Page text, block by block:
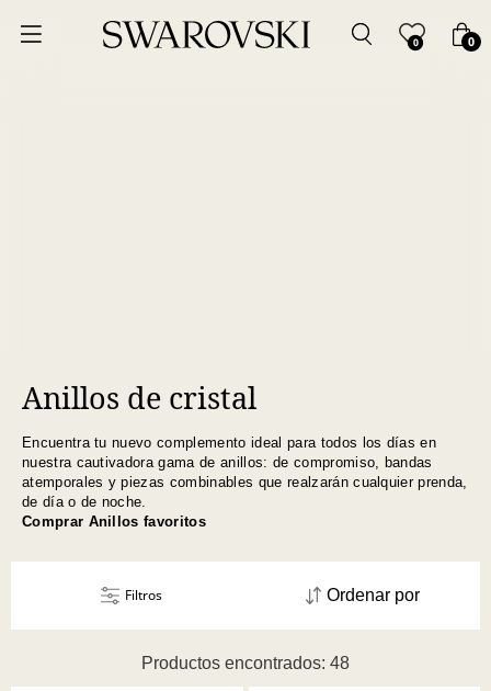
0 0
Anillos de cristal
Encuentra tu nuevo complemento ideal para todos los días en
nuestra cautivadora gama de anillos: de compromiso, bandas
atemporales y piezas combinables que realzarán cualquier prenda,
de día o de noche.
Comprar Anillos favoritos
Productos encontrados: 48
Ordenar por
Ordenar por
Fecha de lanzamiento
Mejor descuento
Filtros